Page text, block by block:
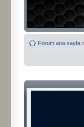
Forum ana sayfa ‹